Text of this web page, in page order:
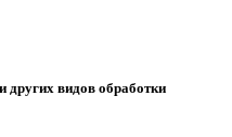
других видов обработки